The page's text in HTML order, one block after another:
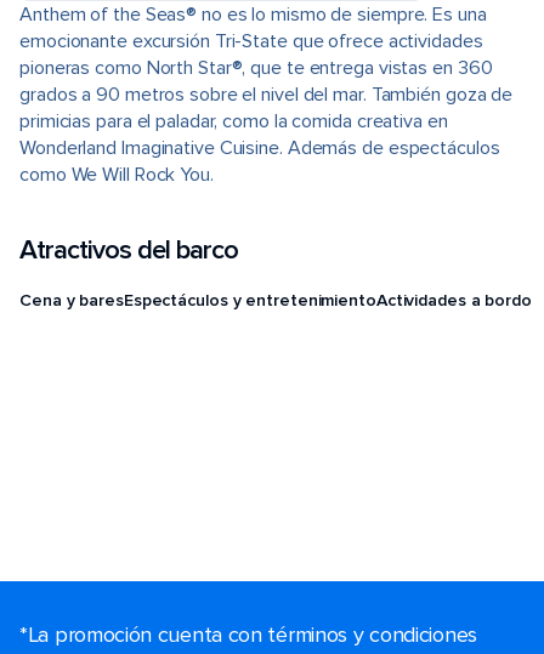
Anthem of the Seas® no es lo mismo de siempre. Es una
emocionante excursión Tri-State que ofrece actividades
pioneras como North Star®, que te entrega vistas en 360
grados a 90 metros sobre el nivel del mar. También goza de
primicias para el paladar, como la comida creativa en
Wonderland Imaginative Cuisine. Además de espectáculos
como We Will Rock You.
Atractivos del barco
Cena y baresEspectáculos y entretenimientoActividades a bordo
*La promoción cuenta con términos y condiciones